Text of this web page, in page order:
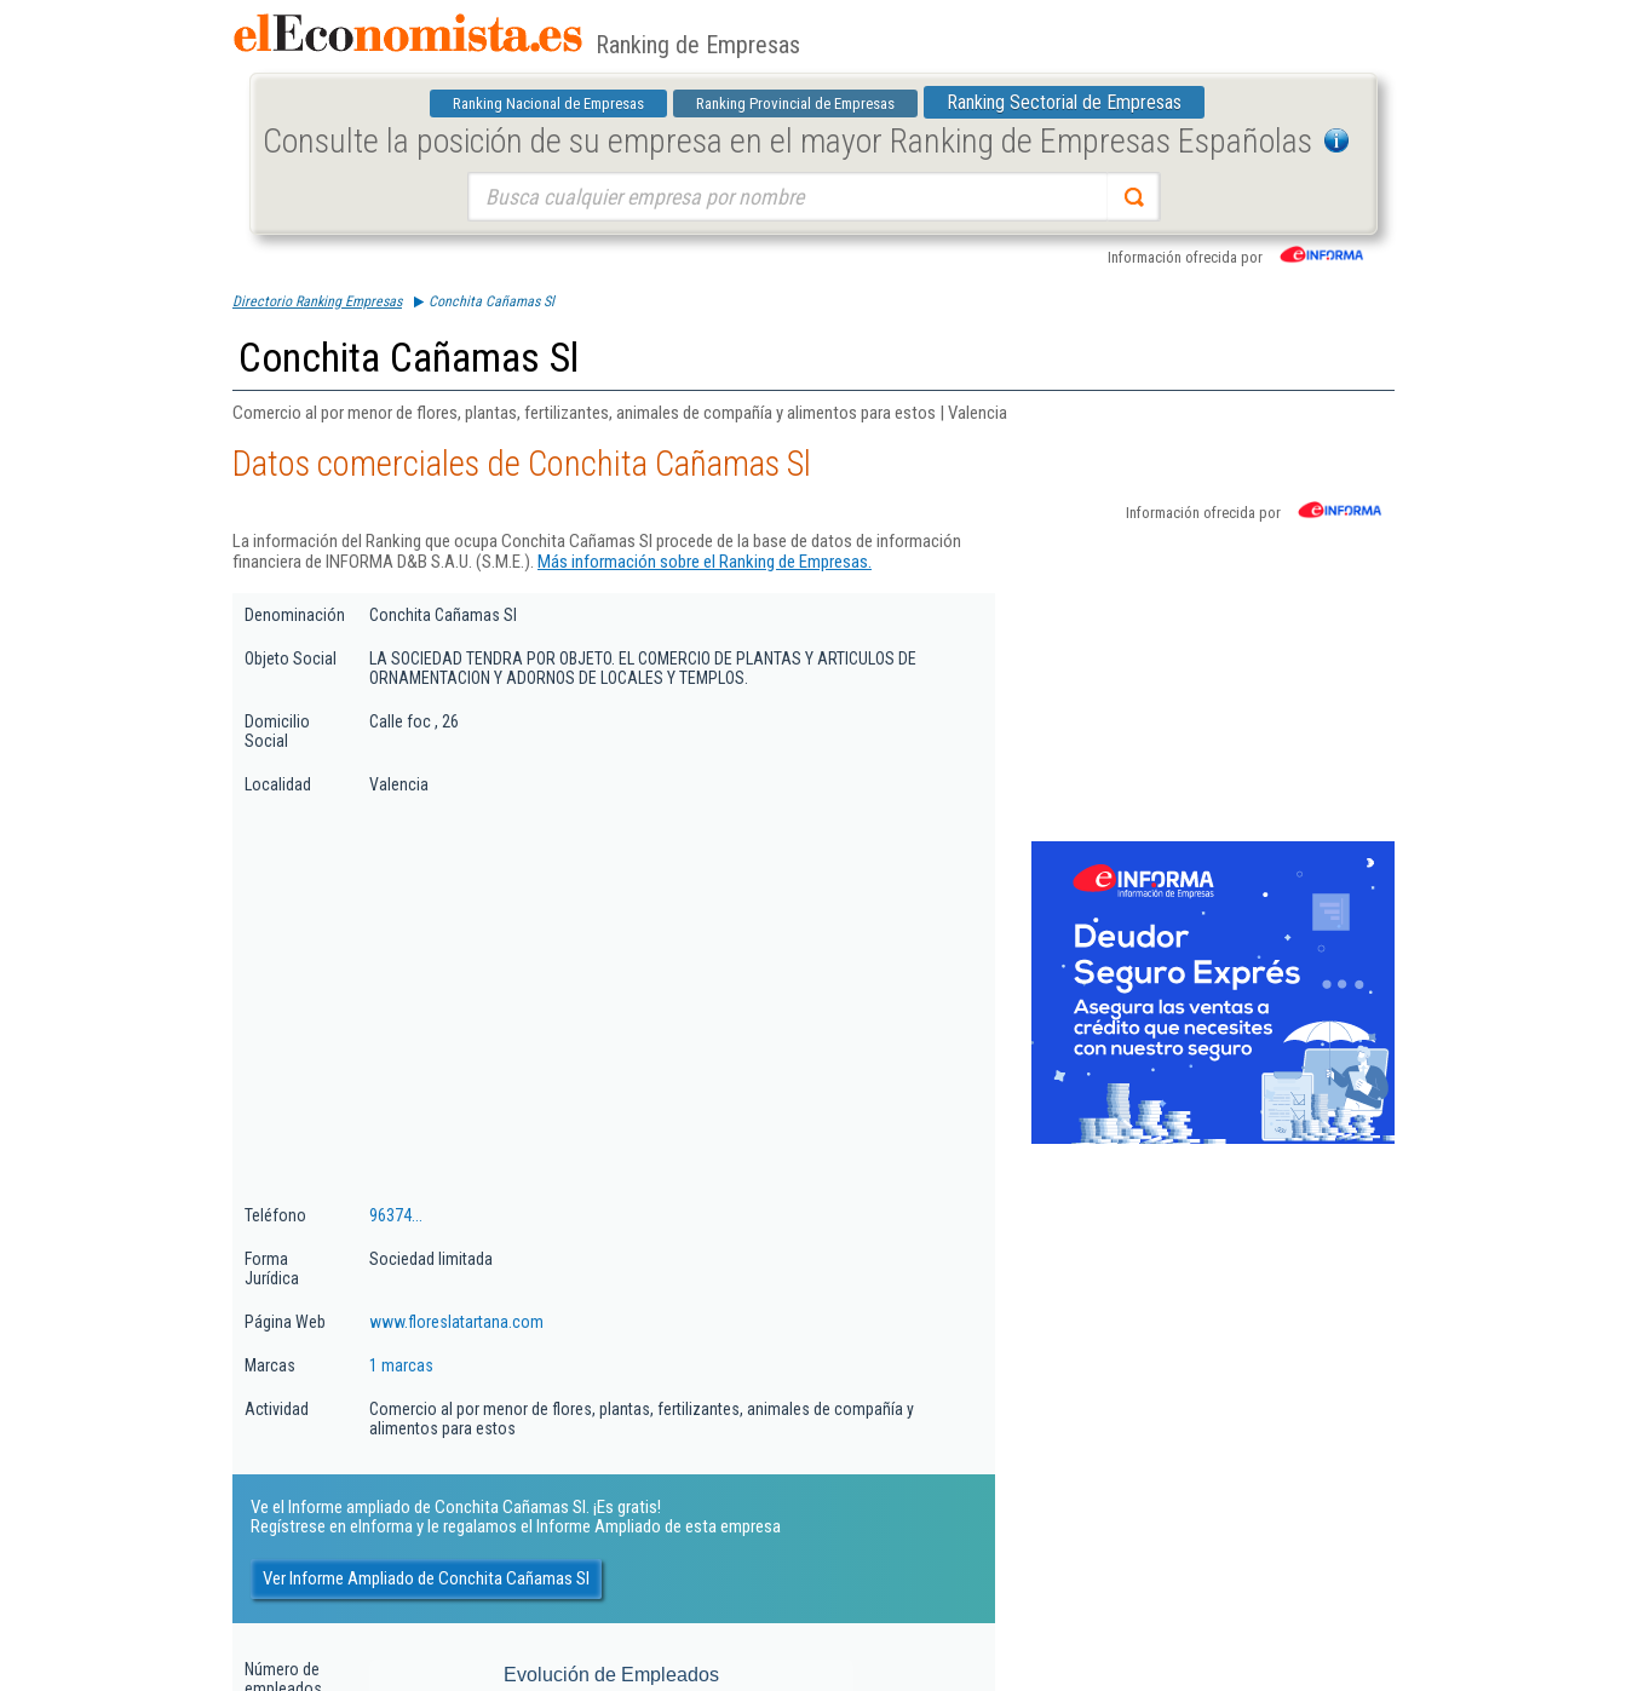
Ranking de Empresas
Ranking Nacional de Empresas Ranking Provincial de Empresas Ranking Sectorial de Empresas
Consulte la posición de su empresa en el mayor Ranking de Empresas Españolas
Información ofrecida por
Directorio Ranking Empresas Conchita Cañamas Sl
Conchita Cañamas Sl
Comercio al por menor de flores, plantas, fertilizantes, animales de compañía y alimentos para estos | Valencia
Datos comerciales de Conchita Cañamas Sl
Información ofrecida por
La información del Ranking que ocupa Conchita Cañamas Sl procede de la base de datos de información
financiera de INFORMA D&B S.A.U. (S.M.E.). Más información sobre el Ranking de Empresas.
Denominación Conchita Cañamas Sl
Objeto Social
LA SOCIEDAD TENDRA POR OBJETO. EL COMERCIO DE PLANTAS Y ARTICULOS DE
ORNAMENTACION Y ADORNOS DE LOCALES Y TEMPLOS.
Domicilio
Social
Calle foc , 26
Localidad Valencia
Teléfono 96374...
Forma
Jurídica
Sociedad limitada
Página Web www.floreslatartana.com
Marcas 1 marcas
Actividad
Comercio al por menor de flores, plantas, fertilizantes, animales de compañía y
alimentos para estos
Ve el Informe ampliado de Conchita Cañamas Sl. ¡Es gratis!
Regístrese en eInforma y le regalamos el Informe Ampliado de esta empresa
Ver Informe Ampliado de Conchita Cañamas Sl
Número de
Evolución de Empleados